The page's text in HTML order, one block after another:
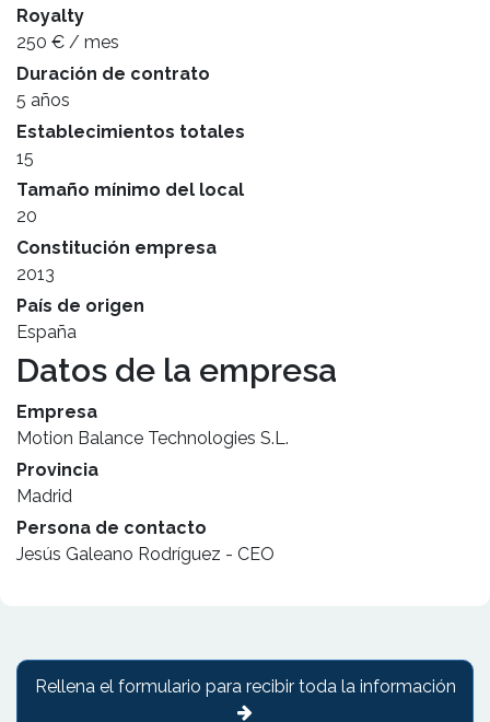
Royalty
250 € / mes
Duración de contrato
5 años
Establecimientos totales
15
Tamaño mínimo del local
20
Constitución empresa
2013
País de origen
España
Datos de la empresa
Empresa
Motion Balance Technologies S.L.
Provincia
Madrid
Persona de contacto
Jesús Galeano Rodríguez - CEO